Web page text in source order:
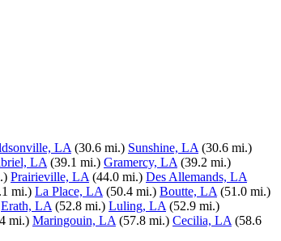
LA (30.6 mi.) Sunshine, LA (30.6 mi.)
LA (39.1 mi.) Gramercy, LA (39.2 mi.)
Prairieville, LA (44.0 mi.) Des Allemands, LA
mi.) La Place, LA (50.4 mi.) Boutte, LA (51.0 mi.)
Erath, LA (52.8 mi.) Luling, LA (52.9 mi.)
mi.) Maringouin, LA (57.8 mi.) Cecilia, LA (58.6